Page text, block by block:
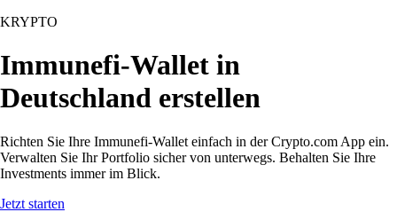
KRYPTO
Immunefi-Wallet in
Deutschland erstellen
Richten Sie Ihre Immunefi-Wallet einfach in der Crypto.com App ein.
Verwalten Sie Ihr Portfolio sicher von unterwegs. Behalten Sie Ihre
Investments immer im Blick.
Jetzt starten